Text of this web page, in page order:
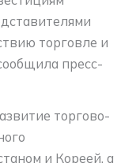
торговле и
пресс-
торгово-
и Кореей, а